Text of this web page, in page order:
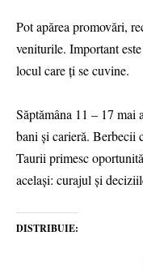
Pot apărea promovări,
veniturile. Important
locul care ți se cuvine.
Săptămâna 11 – 17 mai
bani și carieră. Berbecii
Taurii primesc
același: curajul și
DISTRIBUIE: